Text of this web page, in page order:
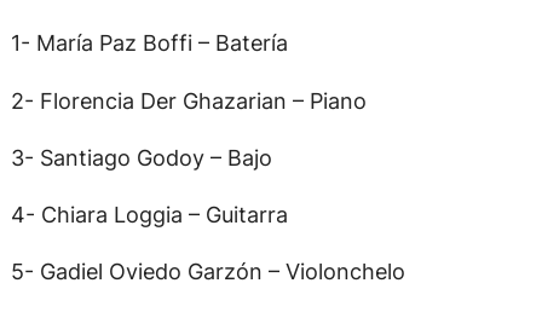
1- María Paz Boffi – Batería
2- Florencia Der Ghazarian – Piano
3- Santiago Godoy – Bajo
4- Chiara Loggia – Guitarra
5- Gadiel Oviedo Garzón – Violonchelo